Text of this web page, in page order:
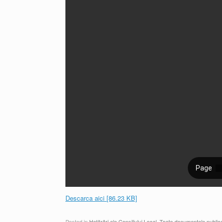
Descarca aici [86.23 KB]